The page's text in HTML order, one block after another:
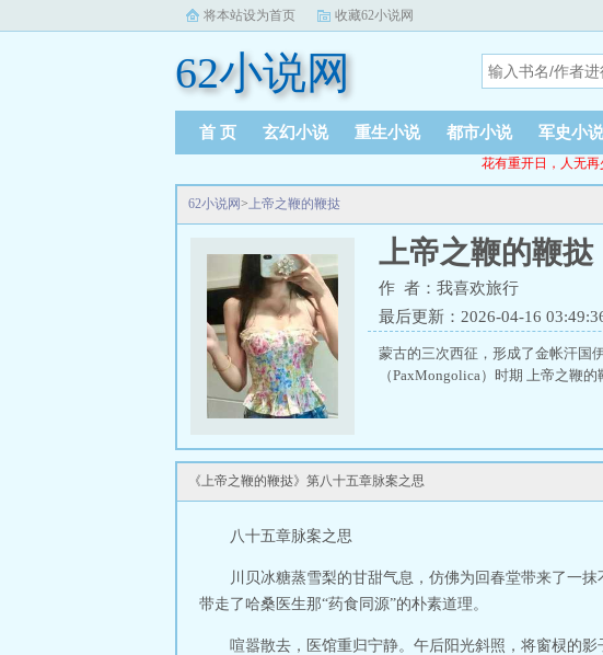
将本站设为首页 收藏62小说网
62小说网
首 页 玄幻小说 重生小说 都市小说 军史小说
花有重开日，人无再
62小说网>上帝之鞭的鞭挞
上帝之鞭的鞭挞
作 者：我喜欢旅行
最后更新：2026-04-16
蒙古的三次西征，形成了金帐汗
（PaxMongolica）时期 上帝之鞭
《上帝之鞭的鞭挞》第八十五章脉案之思
八十五章脉案之思
川贝冰糖蒸雪梨的甘甜气息，仿佛为回春堂带来了一
带走了哈桑医生那“药食同源”的朴素道理。
喧嚣散去，医馆重归宁静。午后阳光斜照，将窗棂的